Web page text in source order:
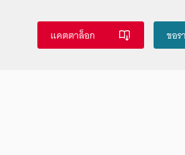
แคตตาล็อก ขอร